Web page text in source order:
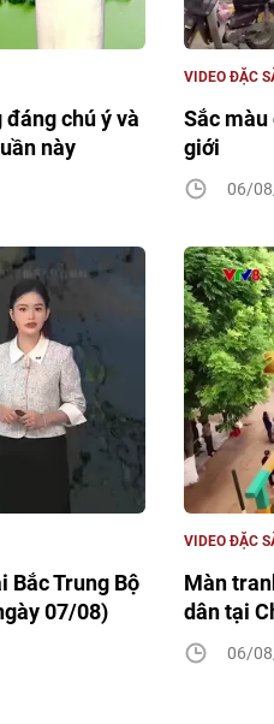
chú ý và
này
Sắc màu
giới
VIDEO ĐẶC
06/
Trung Bộ
07/08)
Màn
dân tại
VIDEO ĐẶC
06/